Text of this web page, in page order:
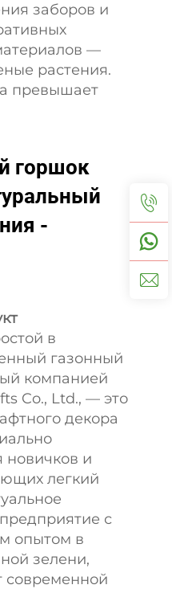
заборов и
—
растения.
превышает
горшок
-
в
газонный
компанией
Co., Ltd., — это
декора
новичков и
легкий
с
опытом в
зелени,
современной